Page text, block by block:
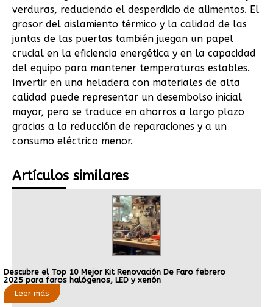
verduras, reduciendo el desperdicio de alimentos. El
grosor del aislamiento térmico y la calidad de las
juntas de las puertas también juegan un papel
crucial en la eficiencia energética y en la capacidad
del equipo para mantener temperaturas estables.
Invertir en una heladera con materiales de alta
calidad puede representar un desembolso inicial
mayor, pero se traduce en ahorros a largo plazo
gracias a la reducción de reparaciones y a un
consumo eléctrico menor.
Artículos similares
Descubre el Top 10 Mejor Kit Renovación De Faro febrero
2025 para faros halógenos, LED y xenón
Leer más